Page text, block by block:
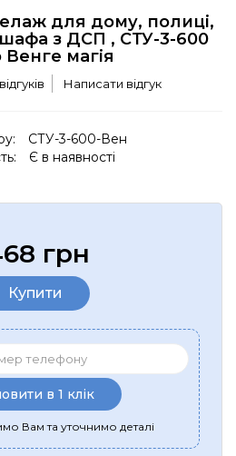
для дому, полиці,
з ДСП , СТУ-3-600
Венге магія
Написати відгук
СТУ-3-600-Вен
Є в наявності
грн
Купити
в 1 клік
Вам та уточнимо деталі